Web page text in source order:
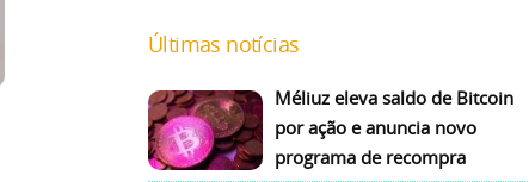
Últimas notícias
Méliuz eleva saldo de Bitcoin
por ação e anuncia novo
programa de recompra